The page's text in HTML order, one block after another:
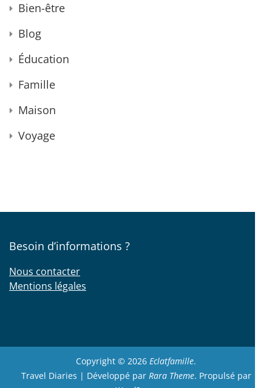
Bien-être
Blog
Éducation
Famille
Maison
Voyage
Besoin d’informations ?
Nous contacter
Mentions légales
Copyright © 2026 Eclatfamille.
Travel Diaries | Développé par Rara Theme. Propulsé par